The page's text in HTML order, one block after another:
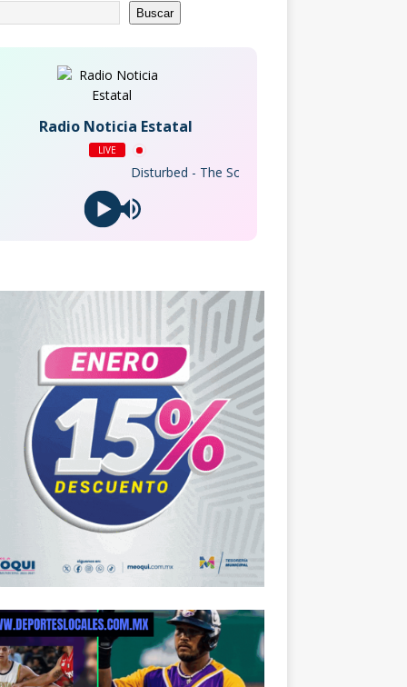
Buscar
Radio Noticia Estatal
LIVE
Disturbed - The Sound of Silence